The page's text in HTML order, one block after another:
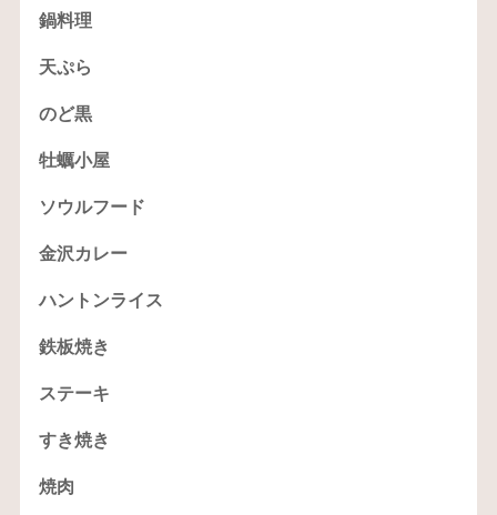
鍋料理
天ぷら
のど黒
牡蠣小屋
ソウルフード
金沢カレー
ハントンライス
鉄板焼き
ステーキ
すき焼き
焼肉